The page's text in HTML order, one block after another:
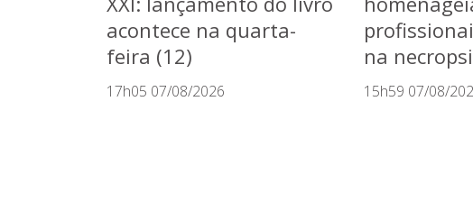
acontece na quarta-
feira (12)
17h05 07/08/2026
na
15h59 07/08/